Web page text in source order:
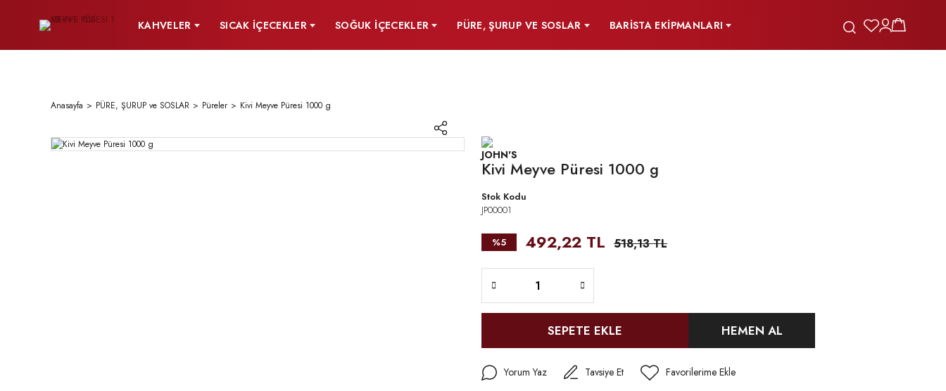
KAHVELER SICAK İÇECEKLER SOĞUK İÇECEKLER PÜRE, ŞURUP VE SOSLAR BARİSTA EKİPMANLARI
Anasayfa PÜRE, ŞURUP ve SOSLAR Püreler Kivi Meyve Püresi 1000 g
Kivi Meyve Püresi 1000 g
Stok Kodu
JP00001
%5 492,22 TL 518,13 TL
SEPETE EKLE HEMEN AL
Yorum Yaz Tavsiye Et